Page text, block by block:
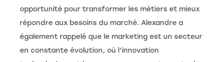
opportunité pour transformer les métiers et mieux
répondre aux besoins du marché. Alexandre a
également rappelé que le marketing est un secteur
en constante évolution, où l’innovation